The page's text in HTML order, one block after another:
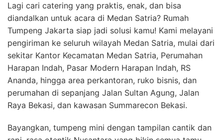
Lagi cari catering yang praktis, enak, dan bisa
diandalkan untuk acara di Medan Satria? Rumah
Tumpeng Jakarta siap jadi solusi kamu! Kami melayani
pengiriman ke seluruh wilayah Medan Satria, mulai dari
sekitar Kantor Kecamatan Medan Satria, Perumahan
Harapan Indah, Pasar Modern Harapan Indah, RS
Ananda, hingga area perkantoran, ruko bisnis, dan
perumahan di sepanjang Jalan Sultan Agung, Jalan
Raya Bekasi, dan kawasan Summarecon Bekasi.
Bayangkan, tumpeng mini dengan tampilan cantik dan